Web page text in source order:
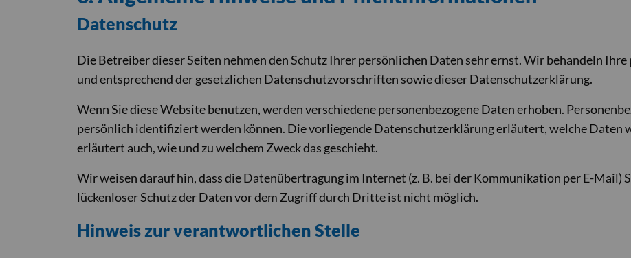
Datenschutz
Die Betreiber dieser Seiten nehmen den Schutz Ihrer persönlichen Daten sehr ernst. Wir behandeln
und entsprechend der gesetzlichen Datenschutzvorschriften sowie dieser Datenschutzerklärung.
Wenn Sie diese Website benutzen, werden verschiedene personenbezogene Daten erhoben.
persönlich identifiziert werden können. Die vorliegende Datenschutzerklärung erläutert, welche Daten
erläutert auch, wie und zu welchem Zweck das geschieht.
Wir weisen darauf hin, dass die Datenübertragung im Internet (z. B. bei der Kommunikation per E-Mail)
lückenloser Schutz der Daten vor dem Zugriff durch Dritte ist nicht möglich.
Hinweis zur verantwortlichen Stelle